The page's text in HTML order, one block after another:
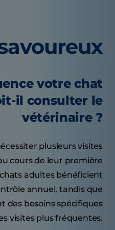
votre chat
il consulter le
vétérinaire ?
plusieurs visites
cours de leur première
adultes bénéficient
annuel, tandis que
des besoins spécifiques
visites plus fréquentes.